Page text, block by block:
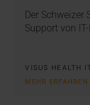
Der Schweizer
Support von
VISUS HEALTH IT
MEHR ERFAHREN